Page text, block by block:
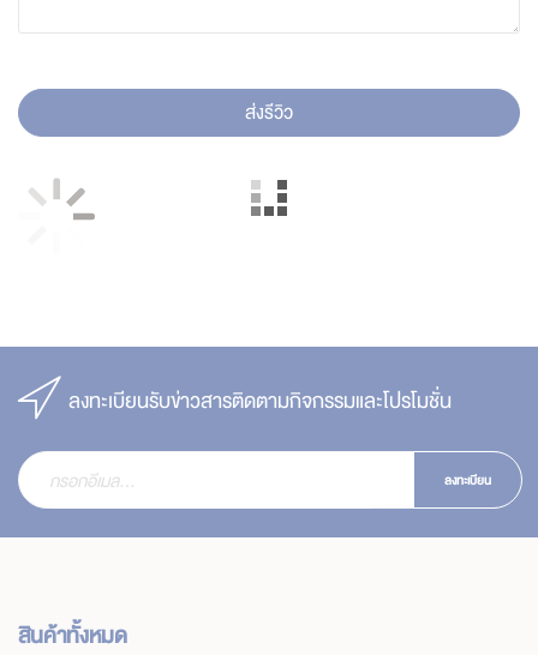
ส่งรีวิว
ลงทะเบียนรับข่าวสารติดตามกิจกรรมและโปรโมชั่น
ลงทะเบียน
สินค้าทั้งหมด